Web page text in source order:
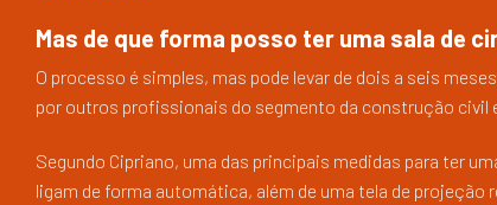
Mas de que forma posso ter uma sala de
O processo é simples, mas pode levar de dois a seis
por outros profissionais do segmento da construção civil
Segundo Cipriano, uma das principais medidas para ter
ligam de forma automática, além de uma tela de